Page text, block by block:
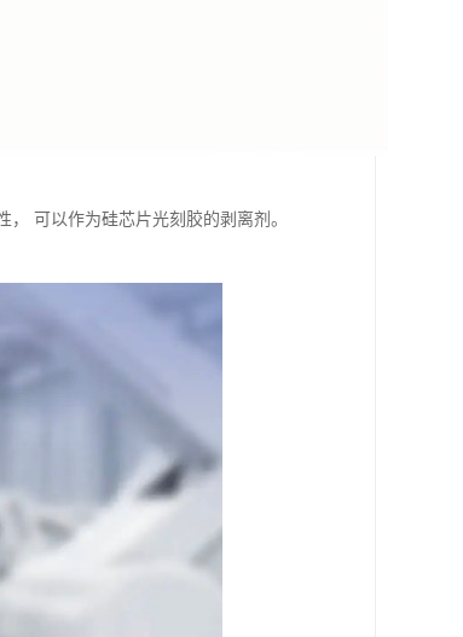
可以作为硅芯片光刻胶的剥离剂。